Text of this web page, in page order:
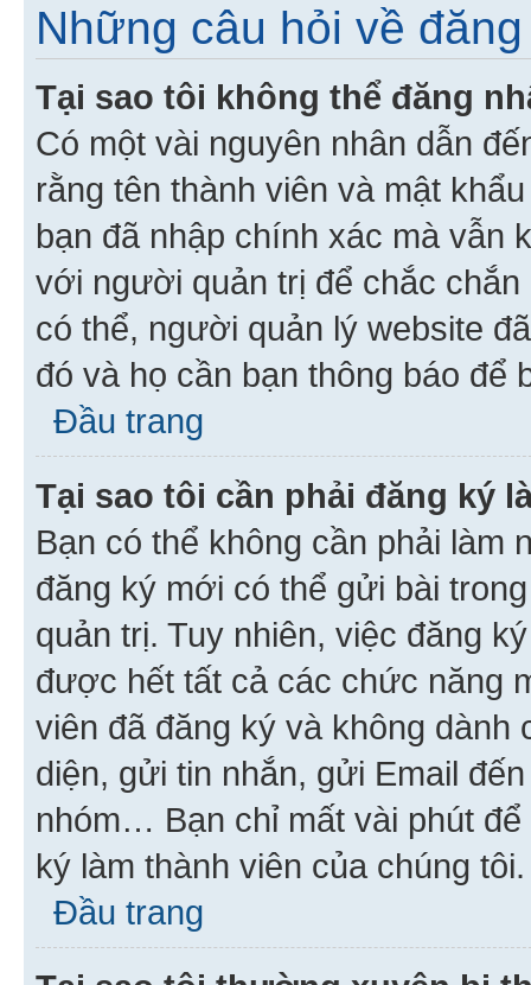
Những câu hỏi về
Tại sao tôi không thể đăng
Có một vài nguyên nhân dẫn
rằng tên thành viên và mật
bạn đã nhập chính xác mà vẫn
với người quản trị để chắc
có thể, người quản lý website
đó và họ cần bạn thông báo để
Đầu trang
Tại sao tôi cần phải đăng ký
Bạn có thể không cần phải làm
đăng ký mới có thể gửi bài
quản trị. Tuy nhiên, việc đăng
được hết tất cả các chức năng
viên đã đăng ký và không
diện, gửi tin nhắn, gửi Email
nhóm… Bạn chỉ mất vài phút
ký làm thành viên của chúng tôi.
Đầu trang